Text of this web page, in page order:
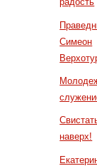
Симеон
наверх!